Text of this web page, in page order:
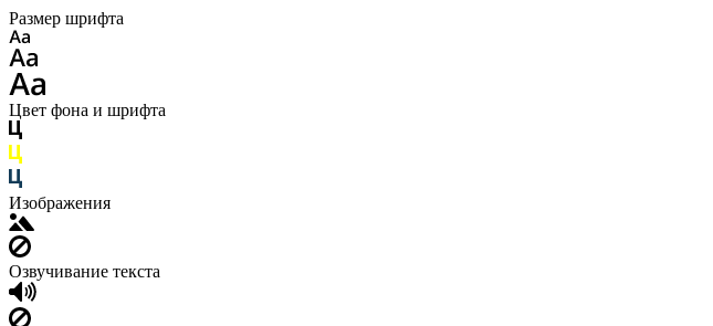
Размер шрифта
Цвет фона и шрифта
Изображения
Озвучивание текста